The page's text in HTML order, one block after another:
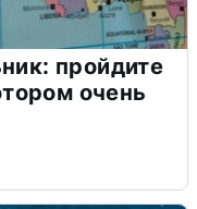
пройдите
очень